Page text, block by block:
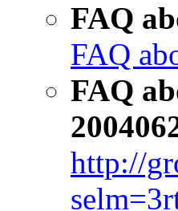
FAQ
FAQ
FAQ
http://